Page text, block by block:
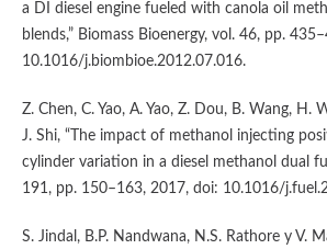
a DI diesel engine fueled with canola oil
blends,” Biomass Bioenergy, vol. 46, pp.
10.1016/j.biombioe.2012.07.016.
Z. Chen, C. Yao, A. Yao, Z. Dou, B. Wang, H.
J. Shi, “The impact of methanol injecting
cylinder variation in a diesel methanol dual
191, pp. 150–163, 2017, doi: 10.1016/
S. Jindal, B.P. Nandwana, N.S. Rathore y V.